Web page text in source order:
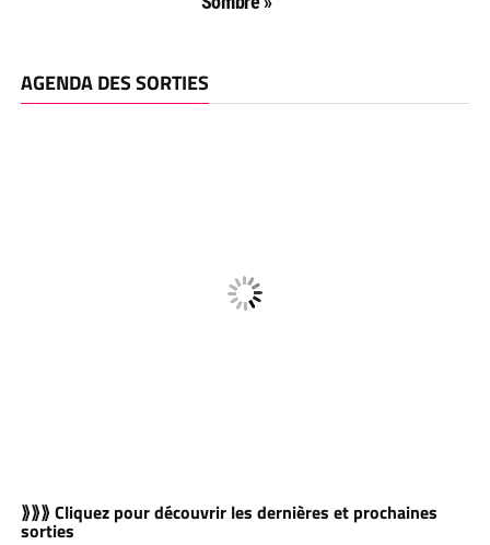
AGENDA DES SORTIES
⟫⟫⟫ Cliquez pour découvrir les dernières et prochaines
sorties